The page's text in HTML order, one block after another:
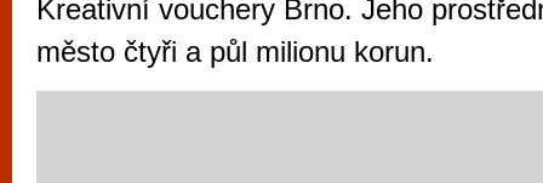
Kreativní vouchery Brno. Jeho
město čtyři a půl milionu korun.
po moderní automaty jak pro pravidelné
příležitostné hráče. V...